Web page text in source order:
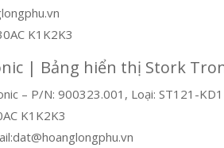
K1K2K3
| Bảng hiển thị Stork
– P/N: 900323.001, Loại: ST121-
K1K2K3